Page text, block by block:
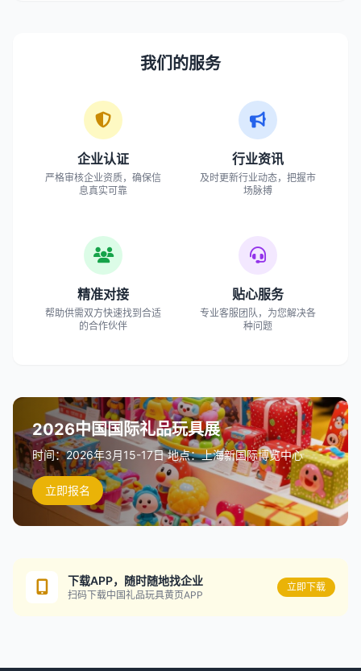
我们的服务
企业认证
严格审核企业资质，确保信
息真实可靠
行业资讯
及时更新行业动态，把握市
场脉搏
精准对接
帮助供需双方快速找到合适
的合作伙伴
贴心服务
专业客服团队，为您解决各
种问题
2026中国国际礼品玩具展
时间：2026年3月15-17日 地点：上海新国际博览中心
立即报名
下载APP，随时随地找企业
扫码下载中国礼品玩具黄页APP
立即下载